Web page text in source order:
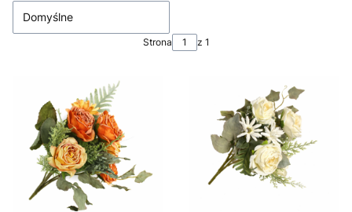
Domyślne
Strona z 1